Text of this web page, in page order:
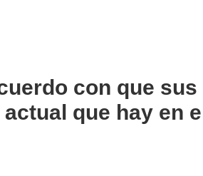
con que
que hay en